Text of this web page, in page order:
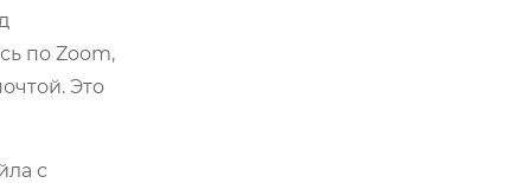
по Zoom,
Это
с